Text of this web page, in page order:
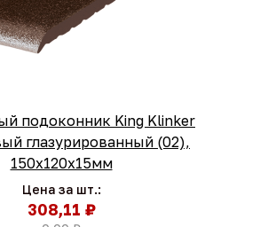
подоконник King Klinker
глазурированный (02),
150х120х15мм
Цена за шт.:
308,11 ₽